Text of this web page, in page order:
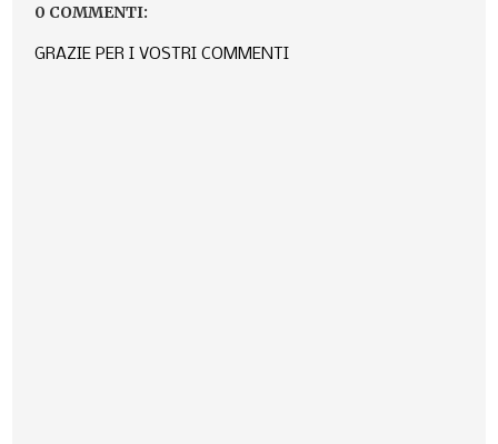
0 COMMENTI:
GRAZIE PER I VOSTRI COMMENTI